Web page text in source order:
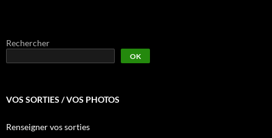
Rechercher
OK
VOS SORTIES / VOS PHOTOS
Renseigner vos sorties